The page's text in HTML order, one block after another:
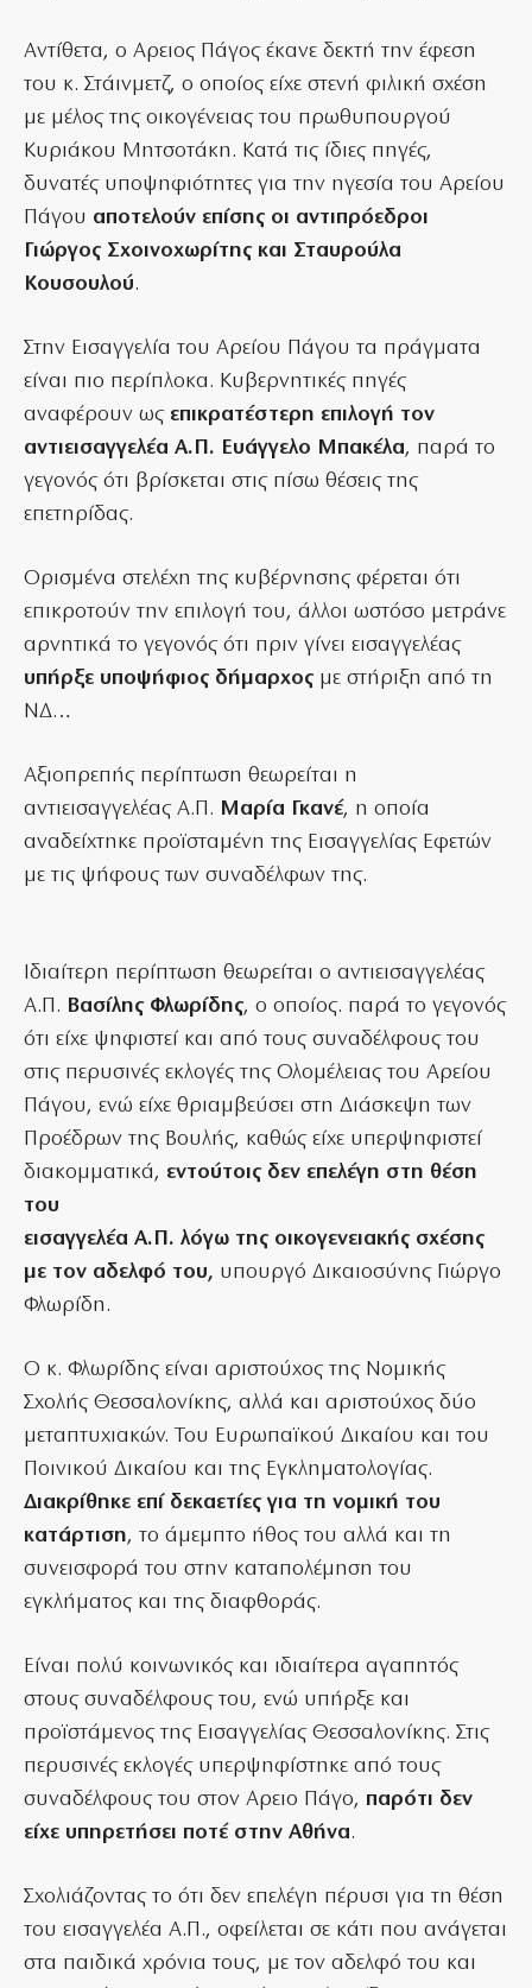
Αντίθετα, ο Αρειος Πάγος έκανε δεκτή την έφεση
του κ. Στάινμετζ, ο οποίος είχε στενή φιλική σχέση
με μέλος της οικογένειας του πρωθυπουργού
Κυριάκου Μητσοτάκη. Κατά τις ίδιες πηγές,
δυνατές υποψηφιότητες για την ηγεσία του Αρείου
Πάγου αποτελούν επίσης οι αντιπρόεδροι
Γιώργος Σχοινοχωρίτης και Σταυρούλα
Κουσουλού.
Στην Εισαγγελία του Αρείου Πάγου τα πράγματα
είναι πιο περίπλοκα. Κυβερνητικές πηγές
αναφέρουν ως επικρατέστερη επιλογή τον
αντιεισαγγελέα Α.Π. Ευάγγελο Μπακέλα, παρά το
γεγονός ότι βρίσκεται στις πίσω θέσεις της
επετηρίδας.
Ορισμένα στελέχη της κυβέρνησης φέρεται ότι
επικροτούν την επιλογή του, άλλοι ωστόσο μετράνε
αρνητικά το γεγονός ότι πριν γίνει εισαγγελέας
υπήρξε υποψήφιος δήμαρχος με στήριξη από τη
ΝΔ…
Αξιοπρεπής περίπτωση θεωρείται η
αντιεισαγγελέας Α.Π. Μαρία Γκανέ, η οποία
αναδείχτηκε προϊσταμένη της Εισαγγελίας Εφετών
με τις ψήφους των συναδέλφων της.
Ιδιαίτερη περίπτωση θεωρείται ο αντιεισαγγελέας
Α.Π. Βασίλης Φλωρίδης, ο οποίος. παρά το γεγονός
ότι είχε ψηφιστεί και από τους συναδέλφους του
στις περυσινές εκλογές της Ολομέλειας του Αρείου
Πάγου, ενώ είχε θριαμβεύσει στη Διάσκεψη των
Προέδρων της Βουλής, καθώς είχε υπερψηφιστεί
διακομματικά, εντούτοις δεν επελέγη στη θέση
του
εισαγγελέα Α.Π. λόγω της οικογενειακής σχέσης
με τον αδελφό του, υπουργό Δικαιοσύνης Γιώργο
Φλωρίδη.
Ο κ. Φλωρίδης είναι αριστούχος της Νομικής
Σχολής Θεσσαλονίκης, αλλά και αριστούχος δύο
μεταπτυχιακών. Του Ευρωπαϊκού Δικαίου και του
Ποινικού Δικαίου και της Εγκληματολογίας.
Διακρίθηκε επί δεκαετίες για τη νομική του
κατάρτιση, το άμεμπτο ήθος του αλλά και τη
συνεισφορά του στην καταπολέμηση του
εγκλήματος και της διαφθοράς.
Είναι πολύ κοινωνικός και ιδιαίτερα αγαπητός
στους συναδέλφους του, ενώ υπήρξε και
προϊστάμενος της Εισαγγελίας Θεσσαλονίκης. Στις
περυσινές εκλογές υπερψηφίστηκε από τους
συναδέλφους του στον Αρειο Πάγο, παρότι δεν
είχε υπηρετήσει ποτέ στην Αθήνα.
Σχολιάζοντας το ότι δεν επελέγη πέρυσι για τη θέση
του εισαγγελέα Α.Π., οφείλεται σε κάτι που ανάγεται
στα παιδικά χρόνια τους, με τον αδελφό του και